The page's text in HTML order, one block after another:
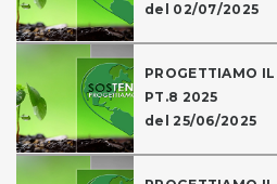
del 02/07/2025
PROGETTIAMO
PT.8 2025
del 25/06/2025